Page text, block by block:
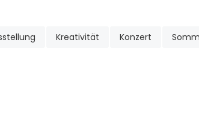
Kreativität Konzert